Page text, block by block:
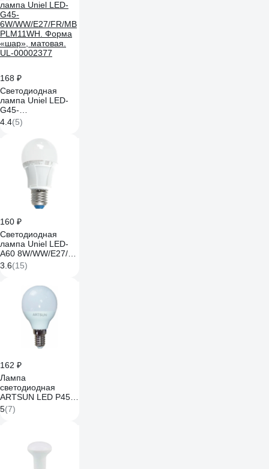
168 ₽
Светодиодная
лампа Uniel LED-
G45-
6W/WW/E27/FR/MB
PLM11WH. Форма
«шар», матовая.
UL-00002377
4.4(5)
160 ₽
Светодиодная
лампа Uniel LED-
A60 8W/WW/E27/FR
PLP01WH UL-
00001522
3.6(15)
162 ₽
Лампа
светодиодная
ARTSUN LED P45
CR-7W E27 3000K
5(7)